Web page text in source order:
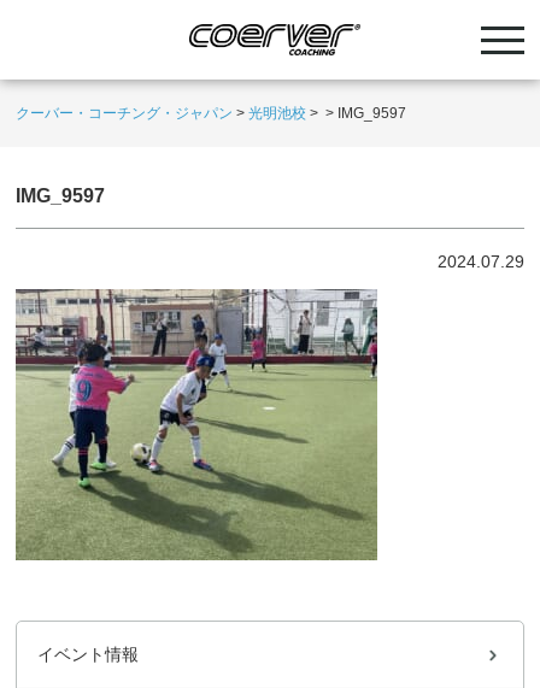
クーバー・コーチング・ジャパン >光明池校 > > IMG_9597
IMG_9597
2024.07.29
イベント情報